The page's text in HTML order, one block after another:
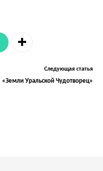
Следующая статья
«Земли Уральской Чудотворец»